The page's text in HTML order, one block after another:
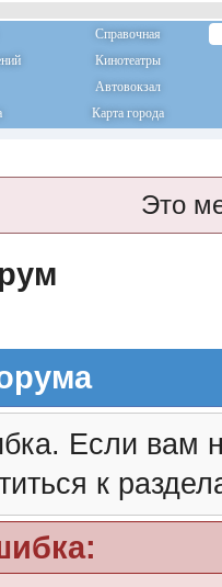
Справочная
Кинотеатры
Автовокзал
Карта города
Это
Если вам
к